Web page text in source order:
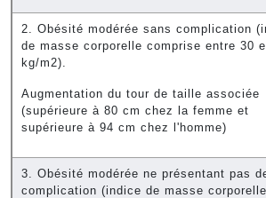
2. Obésité modérée sans complication
de masse corporelle comprise entre 30
kg/m2).
Augmentation du tour de taille associée
(supérieure à 80 cm chez la femme et
supérieure à 94 cm chez l'homme)
3. Obésité modérée ne présentant pas
complication (indice de masse corporelle